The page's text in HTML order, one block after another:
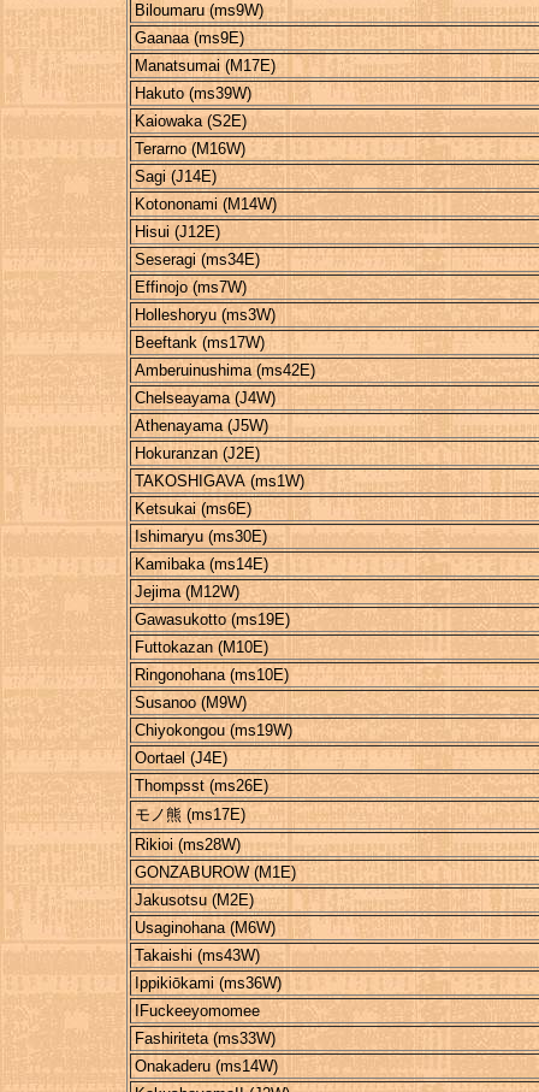
Biloumaru (ms9W)
Gaanaa (ms9E)
Manatsumai (M17E)
Hakuto (ms39W)
Kaiowaka (S2E)
Terarno (M16W)
Sagi (J14E)
Kotononami (M14W)
Hisui (J12E)
Seseragi (ms34E)
Effinojo (ms7W)
Holleshoryu (ms3W)
Beeftank (ms17W)
Amberuinushima (ms42E)
Chelseayama (J4W)
Athenayama (J5W)
Hokuranzan (J2E)
TAKOSHIGAVA (ms1W)
Ketsukai (ms6E)
Ishimaryu (ms30E)
Kamibaka (ms14E)
Jejima (M12W)
Gawasukotto (ms19E)
Futtokazan (M10E)
Ringonohana (ms10E)
Susanoo (M9W)
Chiyokongou (ms19W)
Oortael (J4E)
Thompsst (ms26E)
モノ熊 (ms17E)
Rikioi (ms28W)
GONZABUROW (M1E)
Jakusotsu (M2E)
Usaginohana (M6W)
Takaishi (ms43W)
Ippikiōkami (ms36W)
IFuckeeyomomee
Fashiriteta (ms33W)
Onakaderu (ms14W)